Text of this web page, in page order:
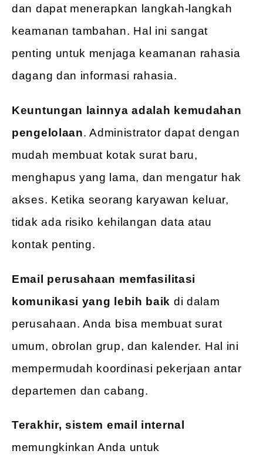
dan dapat menerapkan langkah-langkah
keamanan tambahan. Hal ini sangat
penting untuk menjaga keamanan rahasia
dagang dan informasi rahasia.
Keuntungan lainnya adalah kemudahan
pengelolaan. Administrator dapat dengan
mudah membuat kotak surat baru,
menghapus yang lama, dan mengatur hak
akses. Ketika seorang karyawan keluar,
tidak ada risiko kehilangan data atau
kontak penting.
Email perusahaan memfasilitasi
komunikasi yang lebih baik di dalam
perusahaan. Anda bisa membuat surat
umum, obrolan grup, dan kalender. Hal ini
mempermudah koordinasi pekerjaan antar
departemen dan cabang.
Terakhir, sistem email internal
memungkinkan Anda untuk